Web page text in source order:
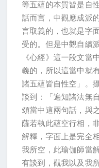
等五蘊的本質皆是自
話而言，中觀應成派
言取義的，也就是字
受的。但是中觀自續
《心經》這一段文當
義的，所以這當中就
諸五蘊皆自性空」。
談到：「遍知諸法無
頌當中這兩句話，與
薩若執此蘊空行相，
解釋，字面上是完全
我所空，此瑜伽師當
有談到，觀我以及我